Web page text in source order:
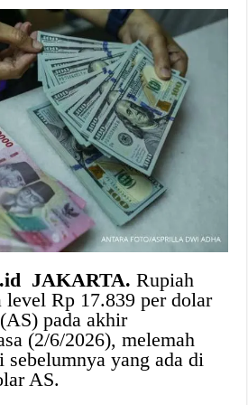
JAKARTA. Rupiah
level Rp 17.839 per dolar
pada akhir
(2/6/2026), melemah
sebelumnya yang ada di
AS.